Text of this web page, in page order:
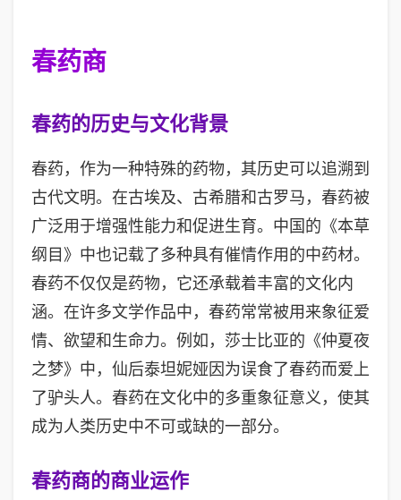
春药商
春药的历史与文化背景
春药，作为一种特殊的药物，其历史可以追溯到
古代文明。在古埃及、古希腊和古罗马，春药被
广泛用于增强性能力和促进生育。中国的《本草
纲目》中也记载了多种具有催情作用的中药材。
春药不仅仅是药物，它还承载着丰富的文化内
涵。在许多文学作品中，春药常常被用来象征爱
情、欲望和生命力。例如，莎士比亚的《仲夏夜
之梦》中，仙后泰坦妮娅因为误食了春药而爱上
了驴头人。春药在文化中的多重象征意义，使其
成为人类历史中不可或缺的一部分。
春药商的商业运作